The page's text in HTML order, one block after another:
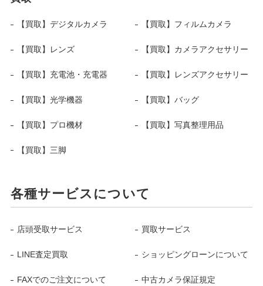
【買取】デジタルカメラ 【買取】フィルムカメラ
【買取】レンズ 【買取】カメラアクセサリー
【買取】充電池・充電器 【買取】レンズアクセサリー
【買取】光学機器 【買取】バッグ
【買取】プロ機材 【買取】写真整理用品
【買取】三脚
各種サービスについて
店頭受取サービス 買取サービス
LINE査定買取 ショッピングローンについて
FAXでのご注文について 中古カメラ保証規定